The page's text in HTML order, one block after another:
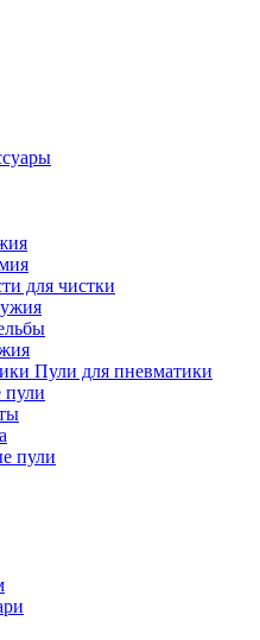
для чистки
Пули для пневматики
пули
пули